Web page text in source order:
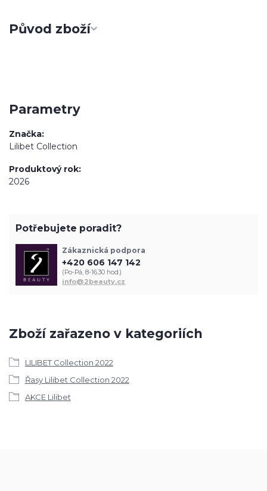
Původ zboží
Parametry
Značka
Lilibet Collection
Produktový rok
2026
Zboží zařazeno v kategoriích
LILIBET Collection 2022
Řasy Lilibet Collection 2022
AKCE Lilibet
Potřebujete poradit?
Zákaznická podpora
+420 606 147 142
(Po-Pá, 8-16.30 hod.)
info@2beauty.cz